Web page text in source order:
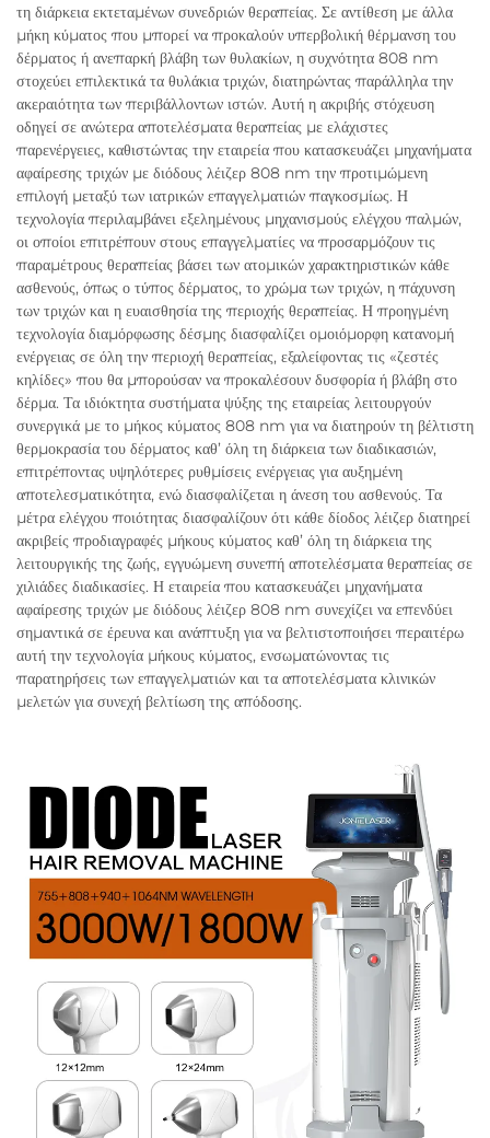
τη διάρκεια εκτεταμένων συνεδριών θεραπείας. Σε αντίθεση με άλλα
μήκη κύματος που μπορεί να προκαλούν υπερβολική θέρμανση του
δέρματος ή ανεπαρκή βλάβη των θυλακίων, η συχνότητα 808 nm
στοχεύει επιλεκτικά τα θυλάκια τριχών, διατηρώντας παράλληλα την
ακεραιότητα των περιβάλλοντων ιστών. Αυτή η ακριβής στόχευση
οδηγεί σε ανώτερα αποτελέσματα θεραπείας με ελάχιστες
παρενέργειες, καθιστώντας την εταιρεία που κατασκευάζει μηχανήματα
αφαίρεσης τριχών με διόδους λέιζερ 808 nm την προτιμώμενη
επιλογή μεταξύ των ιατρικών επαγγελματιών παγκοσμίως. Η
τεχνολογία περιλαμβάνει εξελημένους μηχανισμούς ελέγχου παλμών,
οι οποίοι επιτρέπουν στους επαγγελματίες να προσαρμόζουν τις
παραμέτρους θεραπείας βάσει των ατομικών χαρακτηριστικών κάθε
ασθενούς, όπως ο τύπος δέρματος, το χρώμα των τριχών, η πάχυνση
των τριχών και η ευαισθησία της περιοχής θεραπείας. Η προηγμένη
τεχνολογία διαμόρφωσης δέσμης διασφαλίζει ομοιόμορφη κατανομή
ενέργειας σε όλη την περιοχή θεραπείας, εξαλείφοντας τις «ζεστές
κηλίδες» που θα μπορούσαν να προκαλέσουν δυσφορία ή βλάβη στο
δέρμα. Τα ιδιόκτητα συστήματα ψύξης της εταιρείας λειτουργούν
συνεργικά με το μήκος κύματος 808 nm για να διατηρούν τη βέλτιστη
θερμοκρασία του δέρματος καθ’ όλη τη διάρκεια των διαδικασιών,
επιτρέποντας υψηλότερες ρυθμίσεις ενέργειας για αυξημένη
αποτελεσματικότητα, ενώ διασφαλίζεται η άνεση του ασθενούς. Τα
μέτρα ελέγχου ποιότητας διασφαλίζουν ότι κάθε δίοδος λέιζερ διατηρεί
ακριβείς προδιαγραφές μήκους κύματος καθ’ όλη τη διάρκεια της
λειτουργικής της ζωής, εγγυώμενη συνεπή αποτελέσματα θεραπείας σε
χιλιάδες διαδικασίες. Η εταιρεία που κατασκευάζει μηχανήματα
αφαίρεσης τριχών με διόδους λέιζερ 808 nm συνεχίζει να επενδύει
σημαντικά σε έρευνα και ανάπτυξη για να βελτιστοποιήσει περαιτέρω
αυτή την τεχνολογία μήκους κύματος, ενσωματώνοντας τις
παρατηρήσεις των επαγγελματιών και τα αποτελέσματα κλινικών
μελετών για συνεχή βελτίωση της απόδοσης.